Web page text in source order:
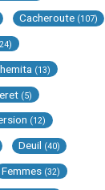
Cacheroute (107)
(13)
(5)
(12)
Deuil (40)
Femmes (32)